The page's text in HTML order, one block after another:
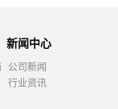
新闻中心
公司新闻
行业资讯